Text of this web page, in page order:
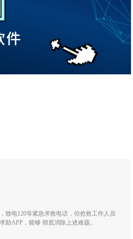
致电120等紧急求救电话，但抢救工作人员
APP，能够 彻底消除上述难题。